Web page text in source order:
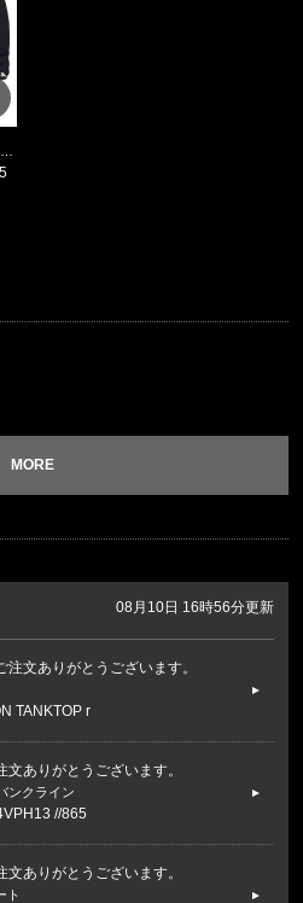
MORE
08月10日 16時56分更新
文ありがとうございます。
TANKTOP r
ありがとうございます。
ンクライン
//865
ありがとうございます。
ト